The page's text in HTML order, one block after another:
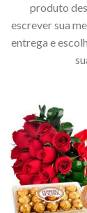
produto
escrever sua
entrega e